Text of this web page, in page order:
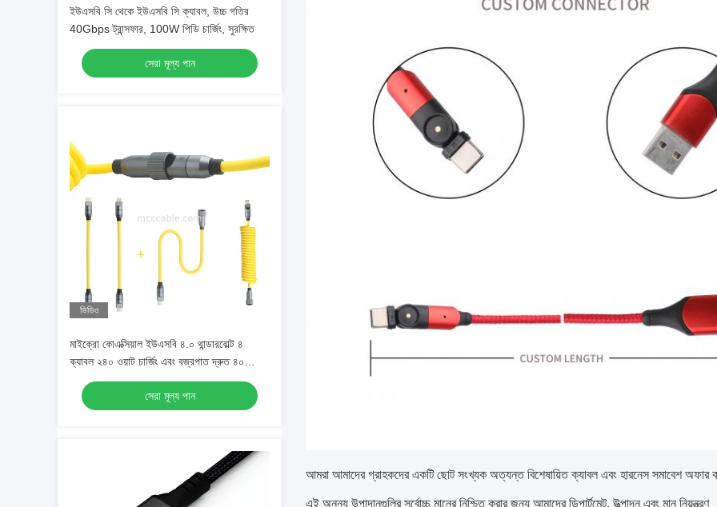
ইউএসবি সি থেকে ইউএসবি সি ক্যাবল, উচ্চ গতির
40Gbps ট্রান্সফার, 100W পিডি চার্জিং, সুরক্ষিত
সেরা মূল্য পান
ভিডিও
মাইক্রো কোএক্সিয়াল ইউএসবি ৪.০ থান্ডারবোল্ট ৪
ক্যাবল ২৪০ ওয়াট চার্জিং এবং বজ্রপাত দ্রুত ৪০
জিবিপিএস ডাটা ট্রান্সফার সহ
সেরা মূল্য পান
আমরা আমাদের গ্রাহকদের একটি ছোট সংখ্যক অত্যন্ত বিশেষায়িত ক্যাবল এবং হারনেস সমাবেশ অফার
এই অনন্য উপাদানগুলির সর্বোচ্চ মানের নিশ্চিত করার জন্য আমাদের ডিপার্টমেন্ট, উত্পাদন এবং মান নিয়ন্ত্রণ